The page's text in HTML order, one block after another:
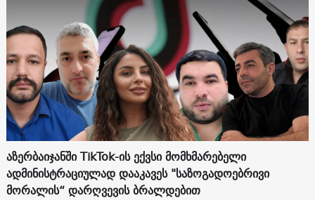
აზერბაიჯანში TikTok-ის ექვსი მომხმარებელი
ადმინისტრაციულად დააკავეს "საზოგადოებრივი
მორალის“ დარღვევის ბრალდებით